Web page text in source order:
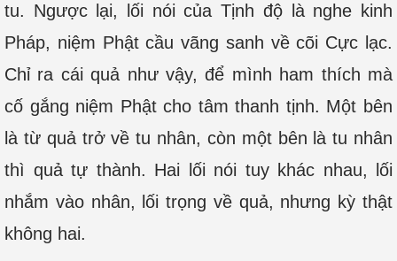
tu. Ngược lại, lối nói của Tịnh độ là nghe kinh
Pháp, niệm Phật cầu vãng sanh về cõi Cực lạc.
Chỉ ra cái quả như vậy, để mình ham thích mà
cố gắng niệm Phật cho tâm thanh tịnh. Một bên
là từ quả trở về tu nhân, còn một bên là tu nhân
thì quả tự thành. Hai lối nói tuy khác nhau, lối
nhắm vào nhân, lối trọng về quả, nhưng kỳ thật
không hai.